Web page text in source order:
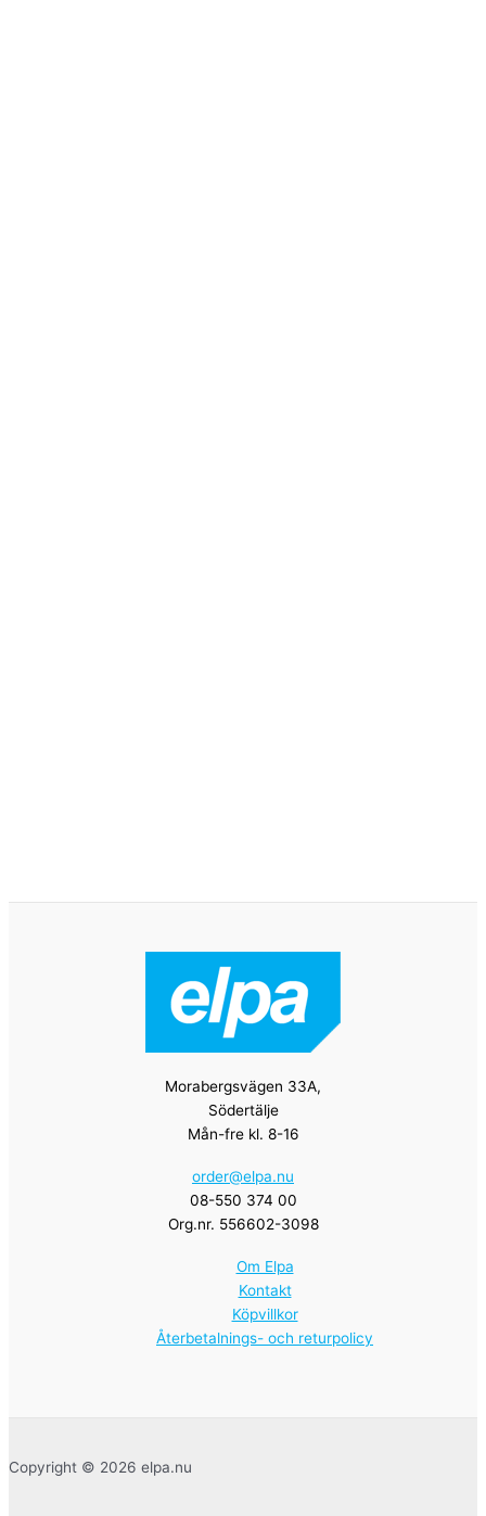
Morabergsvägen 33A,
Södertälje
Mån-fre kl. 8-16
order@elpa.nu
08-550 374 00
Org.nr. 556602-3098
Om Elpa
Kontakt
Köpvillkor
Återbetalnings- och returpolicy
Copyright © 2026 elpa.nu